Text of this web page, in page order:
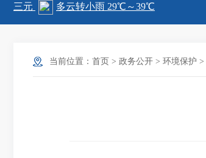
当前位置： 首页 > 政务公开 > 环境保护 >